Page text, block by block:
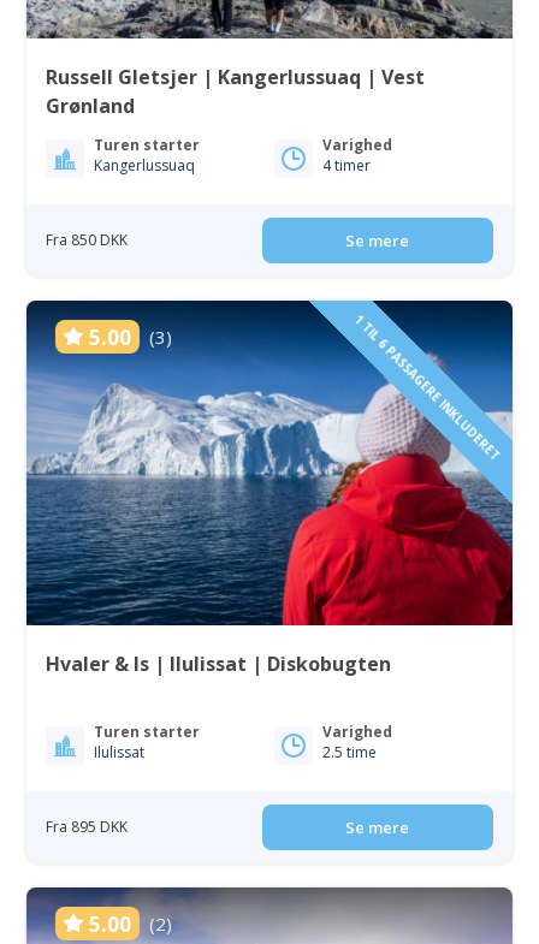
Russell Gletsjer | Kangerlussuaq | Vest
Grønland
Turen starter
Kangerlussuaq
Varighed
4 timer
Fra 850 DKK Se mere
5.00 (3) 1 TIL 6 PASSAGERE INKLUDERET
Hvaler & Is | Ilulissat | Diskobugten
Turen starter
Ilulissat
Varighed
2.5 time
Fra 895 DKK Se mere
5.00 (2)